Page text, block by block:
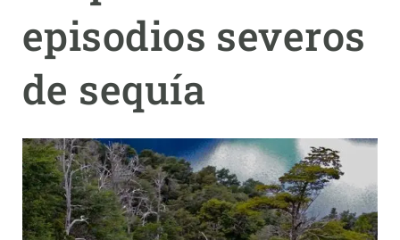
episodios severos
de sequía